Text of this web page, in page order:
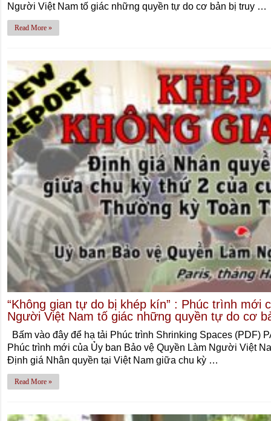
Người Việt Nam tố giác những quyền tự do cơ bản bị truy …
Read More »
“Không gian tự do bị khép kín” : Phúc trình mới
Người Việt Nam tố giác những quyền tự do cơ
Bấm vào đây để hạ tải Phúc trình Shrinking Spaces (PDF)
Phúc trình mới của Ủy ban Bảo vệ Quyền Làm Người Việt
Định giá Nhân quyền tại Việt Nam giữa chu kỳ …
Read More »